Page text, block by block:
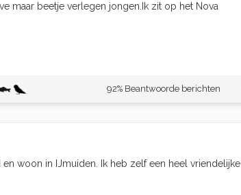
maar beetje verlegen jongen.Ik zit op het Nova
92% Beantwoorde berichten
en woon in IJmuiden. Ik heb zelf een heel vriendelijke